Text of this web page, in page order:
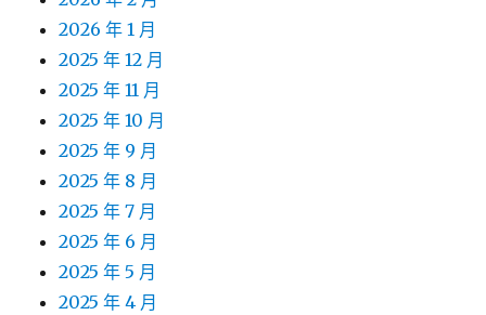
2026 年 1 月
2025 年 12 月
2025 年 11 月
2025 年 10 月
2025 年 9 月
2025 年 8 月
2025 年 7 月
2025 年 6 月
2025 年 5 月
2025 年 4 月